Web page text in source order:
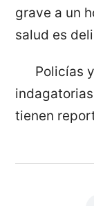
grave a un
salud es
Policías
tienen